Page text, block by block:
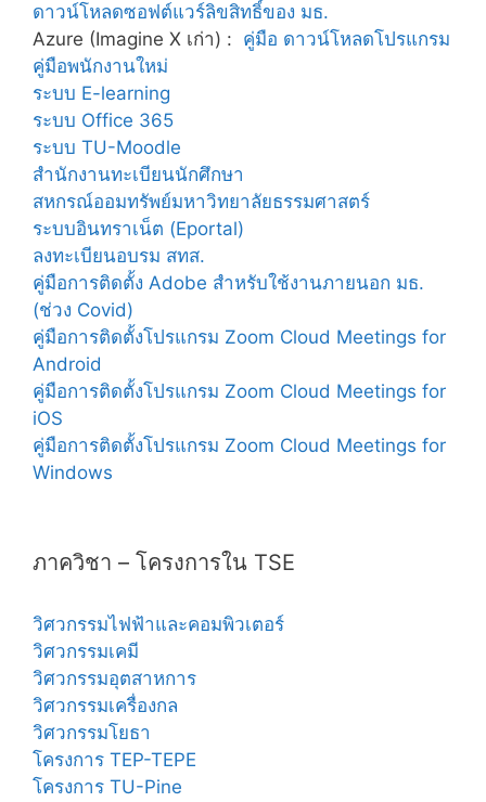
ดาวน์โหลดซอฟต์แวร์ลิขสิทธิ์ของ มธ.
Azure (Imagine X เก่า) : คู่มือ ดาวน์โหลดโปรแกรม
คู่มือพนักงานใหม่
ระบบ E-learning
ระบบ Office 365
ระบบ TU-Moodle
สำนักงานทะเบียนนักศึกษา
สหกรณ์ออมทรัพย์มหาวิทยาลัยธรรมศาสตร์
ระบบอินทราเน็ต (Eportal)
ลงทะเบียนอบรม สทส.
คู่มือการติดตั้ง Adobe สำหรับใช้งานภายนอก มธ.
(ช่วง Covid)
คู่มือการติดตั้งโปรแกรม Zoom Cloud Meetings for
Android
คู่มือการติดตั้งโปรแกรม Zoom Cloud Meetings for
iOS
คู่มือการติดตั้งโปรแกรม Zoom Cloud Meetings for
Windows
ภาควิชา – โครงการใน TSE
วิศวกรรมไฟฟ้าและคอมพิวเตอร์
วิศวกรรมเคมี
วิศวกรรมอุตสาหการ
วิศวกรรมเครื่องกล
วิศวกรรมโยธา
โครงการ TEP-TEPE
โครงการ TU-Pine